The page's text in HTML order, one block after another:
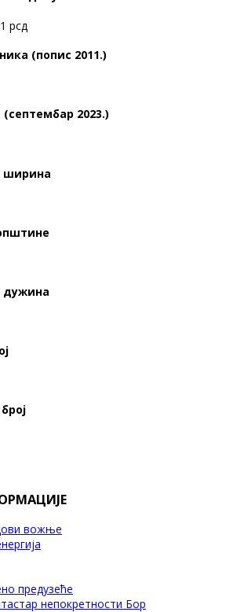
рсд
(попис 2011.)
(септембар 2023.)
ширина
дужина
вожње
предузеће
непокретности Бор